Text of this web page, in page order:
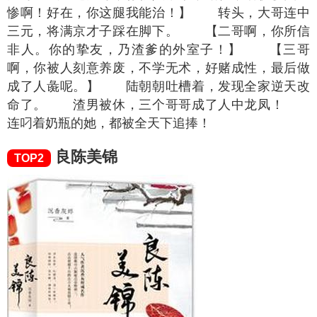
惨啊！好在，你这腿我能治！】 转头，大哥连中
三元，将满京才子踩在脚下。 【二哥啊，你所信
非人。你的挚友，乃渣爹的外室子！】 【三哥
啊，你被人刻意养废，不学无术，好赌成性，最后做
成了人彘呢。】 陆朝朝吐槽着，发现全家逆天改
命了。 渣男被休，三个哥哥成了人中龙凤！
连叼着奶瓶的她，都被全天下追捧！
TOP2 良陈美锦